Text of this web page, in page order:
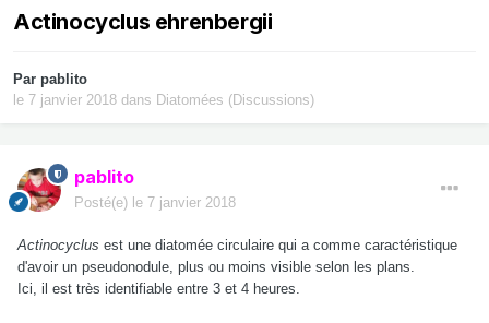
Actinocyclus ehrenbergii
Par pablito
le 7 janvier 2018 dans Diatomées (Discussions)
pablito
Posté(e) le 7 janvier 2018
Actinocyclus est une diatomée circulaire qui a comme caractéristique
d'avoir un pseudonodule, plus ou moins visible selon les plans.
Ici, il est très identifiable entre 3 et 4 heures.